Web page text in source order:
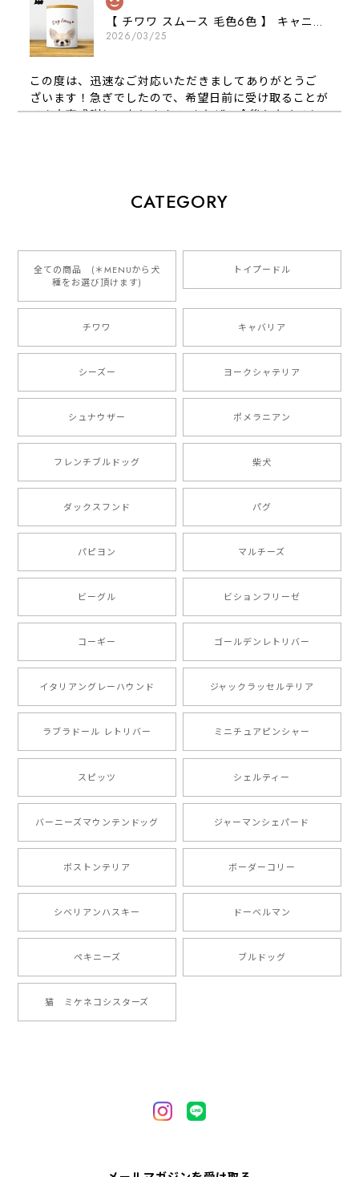
【 チワワ スムース 毛色6色 】 キャニスター 保存容器 お家用 プレゼント 犬 ペット うちの子 犬グッズ
2026/03/25
この度は、迅速なご対応いただきましてありがとうご
ざいます！急ぎでしたので、希望日前に受け取ることが
でき大変感謝しております！ またぜひ今後ともよろし
2026/01/16
とっても可愛くて、わんちゃんの名前や電話番号も分か
りやすくて最高です！ ありがとうございました❁⃘*.ﾟ
ご縁がありましたら、またよろしくお願いいたします。
【 自然に囲まれた ダックスフンド 】 キャニスター 保存容器 お家用 プレゼント 犬 ペット うちの子 犬グッズ
【 ボーダーコリー 水彩画風 毛色4色 】 手帳 スマホケース 犬 うちの子 iPhone & Android
ったです。 ご連絡が取りづらい点だけ少し不安になり
ましたが、商品の素敵さでチャラです。 本当に可愛
い。ありがとうございます。
2024/10/28
注文受領連絡が無かったのでハラハラしましたが… 可
愛い商品が届きました！大満足です♪
【 自然に囲まれた ポメラニアン 】マグカップ 犬 ペット うちの子 犬グッズ ギフト プレゼント 母の日
とても可愛かったです。６月にももが（17歳）で亡くな
りまして、元気な時の顔がそっくりだったので、注文し
ました。ありがとうございました。
2024/05/22
2024/05/04
2024/05/04
CATEGORY
全ての商品 (＊MENUから犬
種をお選び頂けます)
トイプードル
チワワ キャバリア
シーズー ヨークシャテリア
シュナウザー ポメラニアン
フレンチブルドッグ 柴犬
ダックスフンド パグ
パピヨン マルチーズ
ビーグル ビションフリーゼ
コーギー ゴールデンレトリバー
イタリアングレーハウンド ジャックラッセルテリア
ラブラドール レトリバー ミニチュアピンシャー
スピッツ シェルティー
バーニーズマウンテンドッグ ジャーマンシェパード
ボストンテリア ボーダーコリー
シベリアンハスキー ドーベルマン
ペキニーズ ブルドッグ
猫 ミケネコシスターズ